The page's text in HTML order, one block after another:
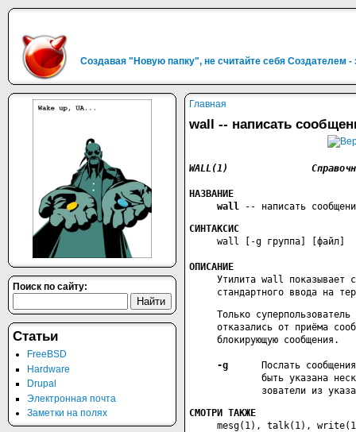
Создавая "Новую папку", не считайте себя Создателем
Главная
wall -- написать
WALL(1)
НАЗВАНИЕ
wall -- написать
СИНТАКСИС
     wall [-g группа] [файл]
ОПИСАНИЕ
Утилита wall показывает
стандартного ввода на
Только суперпользователь
отказались от приёма
     блокирующую сообщения.
-g
Послать
быть указана
зователи из
mesg(1), talk(1),
Поиск по сайту:
Статьи
FreeBSD
Hardware
Drupal
Электронная почта
Заметки на полях